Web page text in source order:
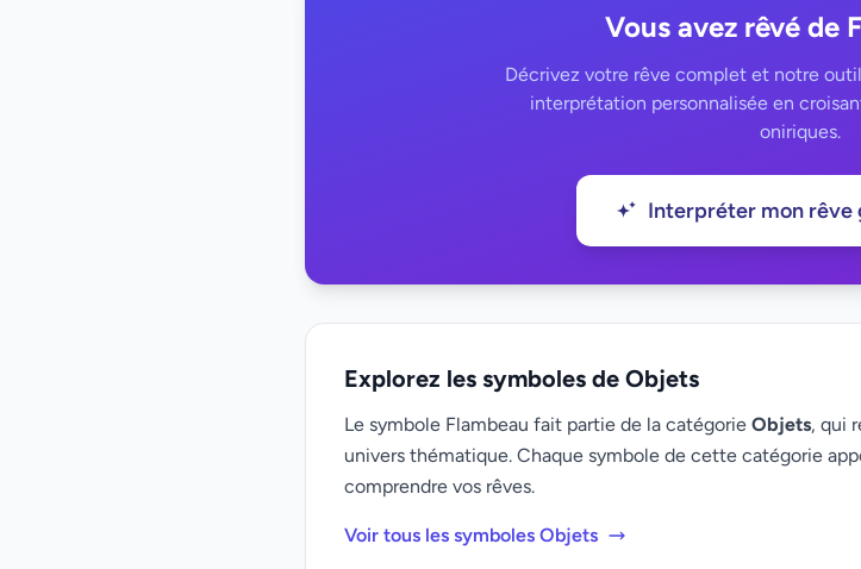
Vous avez rêvé de
Décrivez votre rêve complet et notre
interprétation personnalisée en
oniriques.
Interpréter mon
Explorez les symboles de Objets
Le symbole Flambeau fait partie de la catégorie Objets, qui
univers thématique. Chaque symbole de cette catégorie
comprendre vos rêves.
Voir tous les symboles Objets